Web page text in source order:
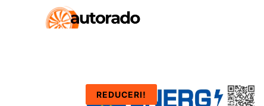
REDUCERI!